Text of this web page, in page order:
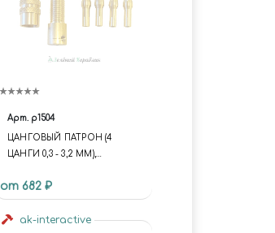
Арт. p1504
ЦАНГОВЫЙ ПАТРОН (4
ЦАНГИ 0,3 - 3,2 ММ),
МИНИДРЕЛЕЙ: DO0400,
DO0500, DO0600, DO0650 И
DO0800
от 682 ₽
ak-interactive